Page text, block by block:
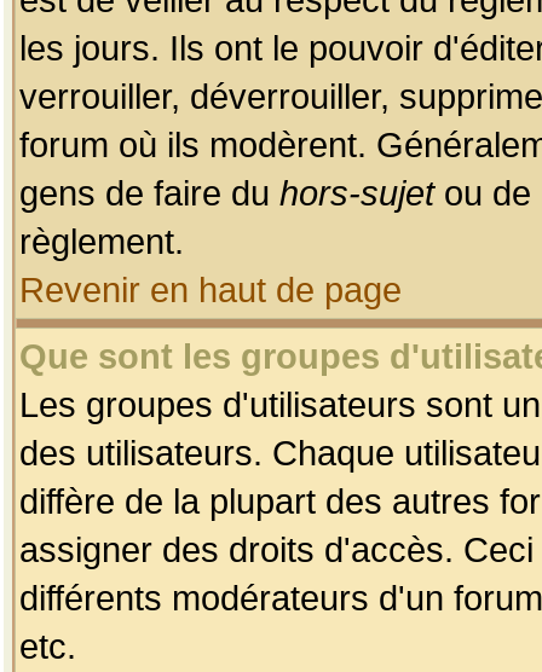
les jours. Ils ont le pouvoir
verrouiller, déverrouiller,
forum où ils modèrent.
gens de faire du hors-sujetou de
règlement.
Revenir en haut de page
Que sont les groupes
Les groupes d'utilisateurs sont
des utilisateurs. Chaque
diffère de la plupart des autres
assigner des droits d'accès.
différents modérateurs d'un
etc.